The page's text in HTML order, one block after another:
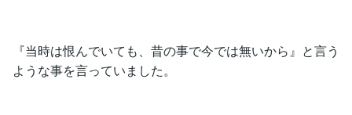
『当時は恨んでいても、昔の事で今では無いから』と言う
ような事を言っていました。